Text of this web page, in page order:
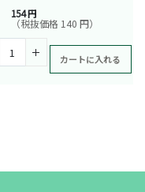
154 円
（税抜価格 140 円）
カートに入れる